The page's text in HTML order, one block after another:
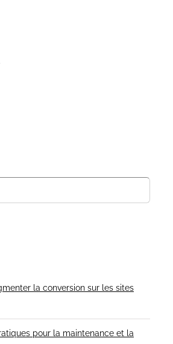
la conversion sur les sites
pour la maintenance et la